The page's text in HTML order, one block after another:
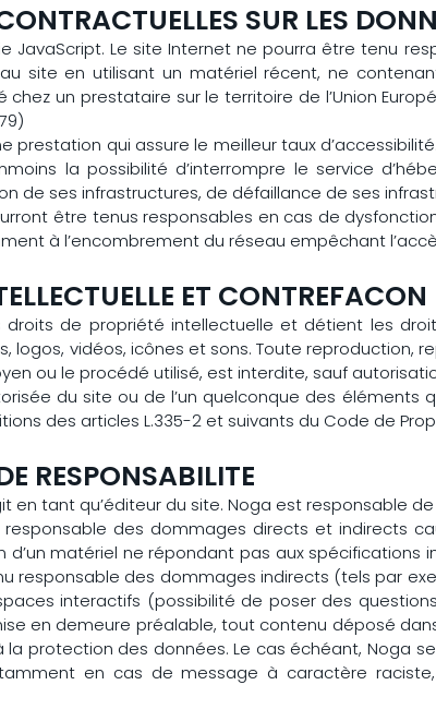
SUR LES
JavaScript. Le site Internet ne pourra être tenu
site en utilisant un matériel récent, ne
chez un prestataire sur le territoire de l’Union
prestation qui assure le meilleur taux
la possibilité d’interrompre le service
de ses infrastructures, de défaillance de ses
être tenus responsables en cas de
à l’encombrement du réseau empêchant
ET CONTREFACON
de propriété intellectuelle et détient les
logos, vidéos, icônes et sons. Toute
ou le procédé utilisé, est interdite, sauf
du site ou de l’un quelconque des
des articles L.335-2 et suivants du Code de
RESPONSABILITE
en tant qu’éditeur du site. Noga est responsable
des dommages directs et indirects
d’un matériel ne répondant pas aux spécifications
responsable des dommages indirects (tels par
interactifs (possibilité de poser des
en demeure préalable, tout contenu déposé
la protection des données. Le cas échéant,
en cas de message à caractère